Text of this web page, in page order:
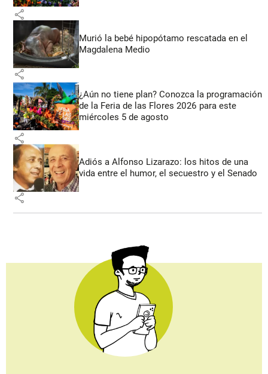
share
Murió la bebé hipopótamo rescatada en el
Magdalena Medio
share
¿Aún no tiene plan? Conozca la programación
de la Feria de las Flores 2026 para este
miércoles 5 de agosto
share
Adiós a Alfonso Lizarazo: los hitos de una
vida entre el humor, el secuestro y el Senado
share